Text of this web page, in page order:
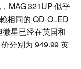
MAG 321UP 似乎
相同的 QD-OLED
星已经在英国和
分别为 949.99 英